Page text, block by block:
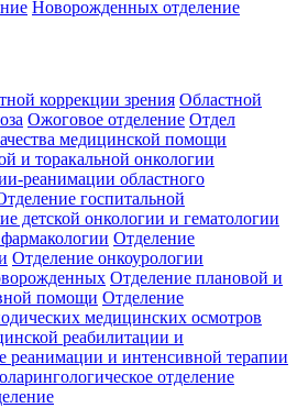
Новорожденных отделение
коррекции зрения Областной
Ожоговое отделение Отдел
медицинской помощи
и торакальной онкологии
реанимации областного
госпитальной
детской онкологии и гематологии
Отделение
Отделение онкоурологии
Отделение плановой и
помощи Отделение
медицинских осмотров
реабилитации и
реанимации и интенсивной терапии
отделение